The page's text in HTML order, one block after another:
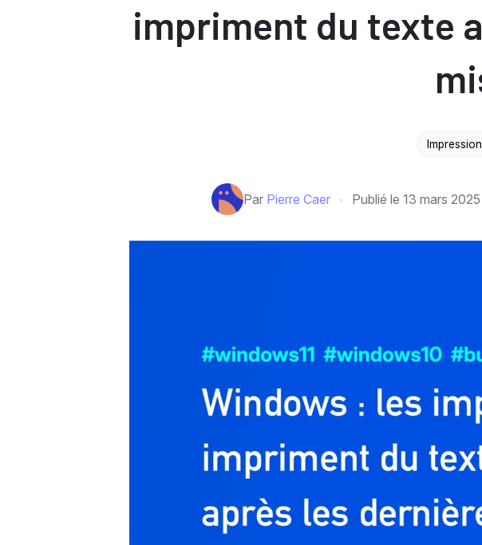
impriment du texte
Impression
Par Pierre Caer Publié le 13 mars